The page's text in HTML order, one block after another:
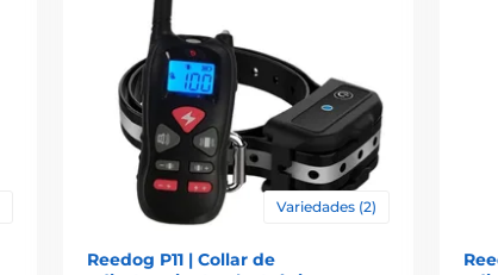
Variedades (2)
Reedog P11 | Collar de